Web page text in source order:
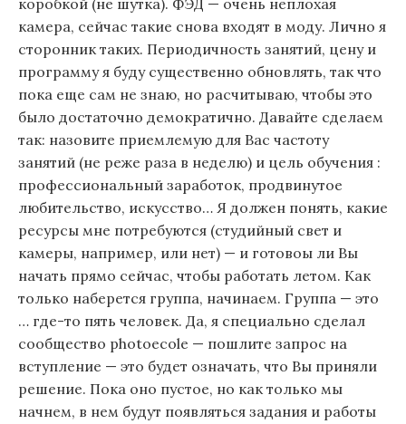
коробкой (не шутка). ФЭД — очень неплохая
камера, сейчас такие снова входят в моду. Лично я
сторонник таких. Периодичность занятий, цену и
программу я буду существенно обновлять, так что
пока еще сам не знаю, но расчитываю, чтобы это
было достаточно демократично. Давайте сделаем
так: назовите приемлемую для Вас частоту
занятий (не реже раза в неделю) и цель обучения :
профессиональный заработок, продвинутое
любительство, искусство… Я должен понять, какие
ресурсы мне потребуются (студийный свет и
камеры, например, или нет) — и готовоы ли Вы
начать прямо сейчас, чтобы работать летом. Как
только наберется группа, начинаем. Группа — это
… где-то пять человек. Да, я специально сделал
сообщество photoecole — пошлите запрос на
вступление — это будет означать, что Вы приняли
решение. Пока оно пустое, но как только мы
начнем, в нем будут появляться задания и работы